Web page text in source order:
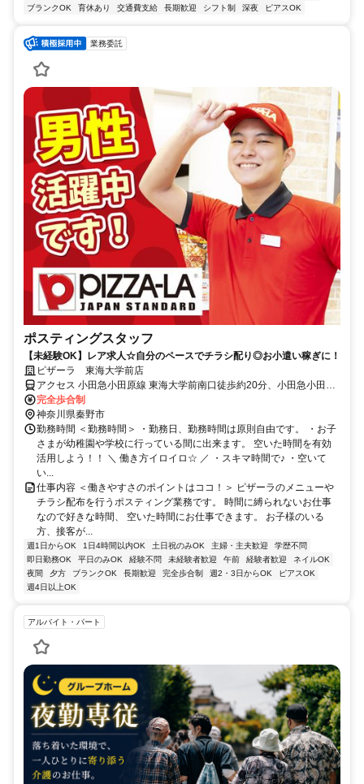
ブランクOK
育休あり 交通費支給 長期歓迎 シフト制 深夜 ピアスOK
業務委託
ポスティングスタッフ
【未経験OK】レア求人☆自分のペースでチラシ配り◎お小遣い稼ぎに！
ピザーラ 東海大学前店
アクセス 小田急小田原線 東海大学前南口徒歩約20分、小田急小田原
線 鶴巻温泉南口徒歩約35分、小田急小田原線 秦野北口徒歩約50分
完全歩合制
神奈川県秦野市
勤務時間 ＜勤務時間＞ ・勤務日、勤務時間は原則自由です。 ・お子
さまが幼稚園や学校に行っている間に出来ます。 空いた時間を有効
活用しよう！！ ＼ 働き方イロイロ☆ ／ ・スキマ時間で♪ ・空いて
い...
仕事内容 ＜働きやすさのポイントはココ！＞ ピザーラのメニューや
チラシ配布を行うポスティング業務です。 時間に縛られないお仕事
なので好きな時間、 空いた時間にお仕事できます。 お子様のいる
方、接客が...
週1日からOK 1日4時間以内OK 土日祝のみOK 主婦・主夫歓迎
学歴不問
即日勤務OK
平日のみOK 経験不問 未経験者歓迎 午前 経験者歓迎
ネイルOK
夜間
夕方 ブランクOK 長期歓迎 完全歩合制 週2・3日からOK
ピアスOK
週4日以上OK
アルバイト・パート